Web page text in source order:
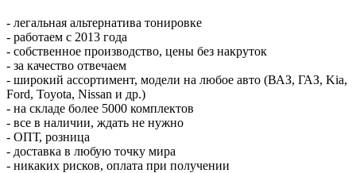
- легальная альтернатива тонировке
- работаем с 2013 года
- собственное производство, цены без накруток
- за качество отвечаем
- широкий ассортимент, модели на любое авто (ВАЗ, ГАЗ, Kia,
Ford, Toyota, Nissan и др.)
- на складе более 5000 комплектов
- все в наличии, ждать не нужно
- ОПТ, розница
- доставка в любую точку мира
- никаких рисков, оплата при получении